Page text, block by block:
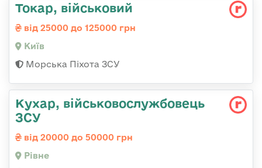
Токаp, військовий
від 25000 до 125000 грн
Київ
Морська Піхота ЗСУ
Кухар, військовослужбовець
ЗСУ
від 20000 до 50000 грн
Рівне